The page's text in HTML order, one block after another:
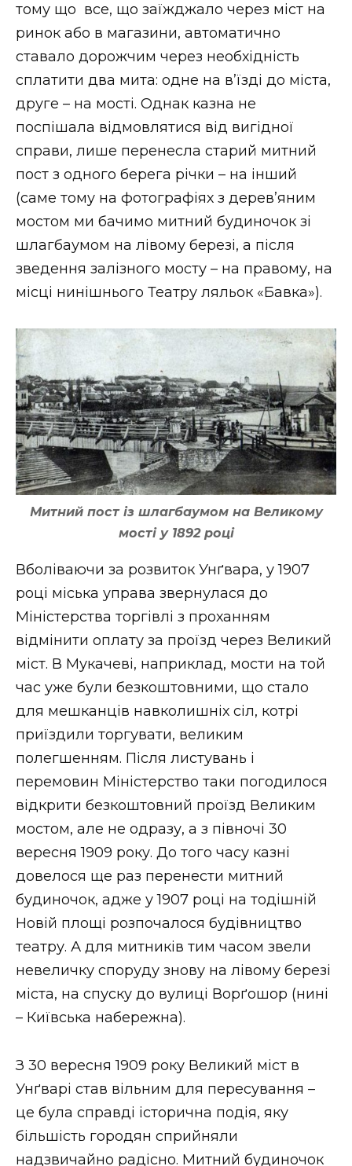
тому що все, що заїжджало через міст на
ринок або в магазини, автоматично
ставало дорожчим через необхідність
сплатити два мита: одне на в’їзді до міста,
друге – на мості. Однак казна не
поспішала відмовлятися від вигідної
справи, лише перенесла старий митний
пост з одного берега річки – на інший
(саме тому на фотографіях з дерев’яним
мостом ми бачимо митний будиночок зі
шлагбаумом на лівому березі, а після
зведення залізного мосту – на правому, на
місці нинішнього Театру ляльок «Бавка»).
Митний пост із шлагбаумом на Великому
мості у 1892 році
Вболіваючи за розвиток Унґвара, у 1907
році міська управа звернулася до
Міністерства торгівлі з проханням
відмінити оплату за проїзд через Великий
міст. В Мукачеві, наприклад, мости на той
час уже були безкоштовними, що стало
для мешканців навколишніх сіл, котрі
приїздили торгувати, великим
полегшенням. Після листувань і
перемовин Міністерство таки погодилося
відкрити безкоштовний проїзд Великим
мостом, але не одразу, а з півночі 30
вересня 1909 року. До того часу казні
довелося ще раз перенести митний
будиночок, адже у 1907 році на тодішній
Новій площі розпочалося будівництво
театру. А для митників тим часом звели
невеличку споруду знову на лівому березі
міста, на спуску до вулиці Ворґошор (нині
– Київська набережна).
З 30 вересня 1909 року Великий міст в
Унґварі став вільним для пересування –
це була справді історична подія, яку
більшість городян сприйняли
надзвичайно радісно. Митний будиночок